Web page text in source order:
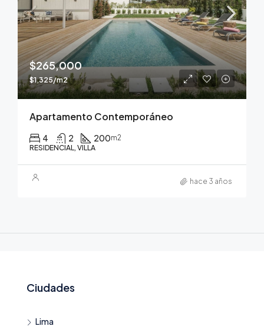
$265,000
$1,325/m2
Apartamento Contemporáneo
4 2 200m2
RESIDENCIAL, VILLA
hace 3 años
Ciudades
Lima